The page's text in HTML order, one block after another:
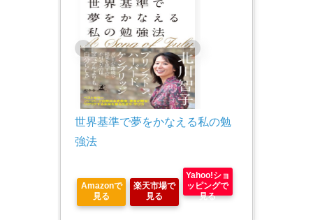
世界基準で夢をかなえる私の勉
強法
Amazonで
見る
楽天市場で
見る
Yahoo!ショ
ッピングで
見る